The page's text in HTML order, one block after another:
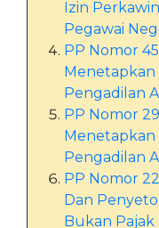
Izin
Pegawai
PP Nomor
Pengadilan
PP Nomor
Pengadilan
PP Nomor
Dan
Bukan Pajak